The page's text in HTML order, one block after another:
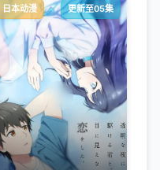
日本动漫 更新至05集